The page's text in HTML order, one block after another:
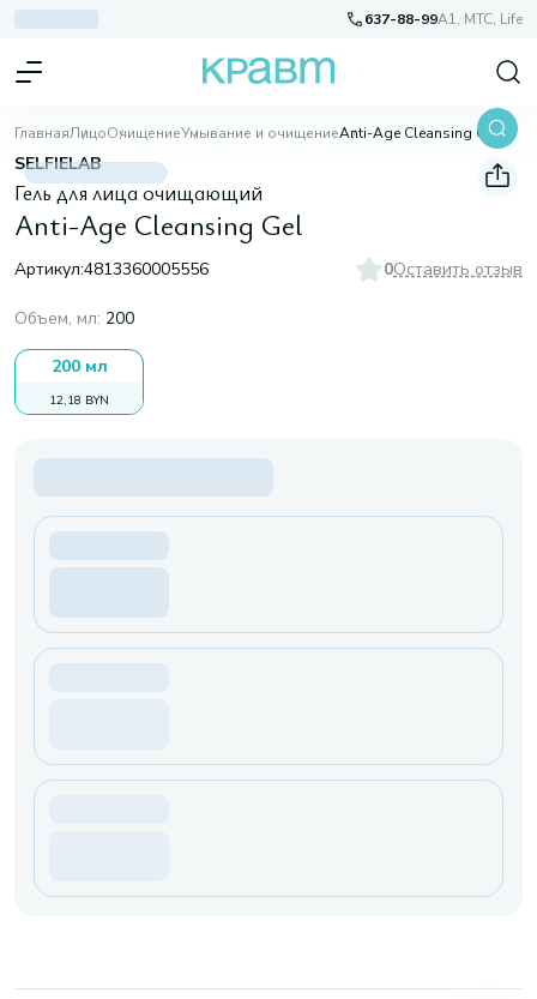
637-88-99A1, МТС, Life
ГлавнаяЛицоОчищениеУмывание и очищениеAnti-Age Cleansing Gel
SELFIELAB
Гель для лица очищающий
Anti-Age Cleansing Gel
Артикул:4813360005556 0Оставить отзыв
Объем, мл: 200
200 мл
12,18 BYN